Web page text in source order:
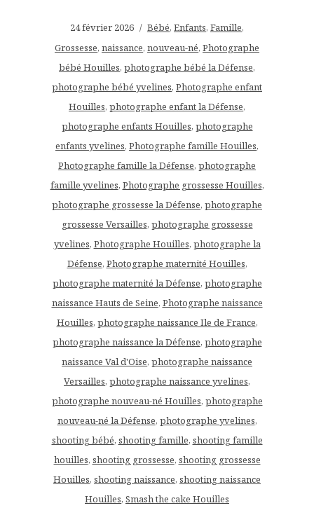
24 février 2026 Bébé, Enfants, Famille,
Grossesse, naissance, nouveau-né, Photographe
bébé Houilles, photographe bébé la Défense,
photographe bébé yvelines, Photographe enfant
Houilles, photographe enfant la Défense,
photographe enfants Houilles, photographe
enfants yvelines, Photographe famille Houilles,
Photographe famille la Défense, photographe
famille yvelines, Photographe grossesse Houilles,
photographe grossesse la Défense, photographe
grossesse Versailles, photographe grossesse
yvelines, Photographe Houilles, photographe la
Défense, Photographe maternité Houilles,
photographe maternité la Défense, photographe
naissance Hauts de Seine, Photographe naissance
Houilles, photographe naissance Ile de France,
photographe naissance la Défense, photographe
naissance Val d'Oise, photographe naissance
Versailles, photographe naissance yvelines,
photographe nouveau-né Houilles, photographe
nouveau-né la Défense, photographe yvelines,
shooting bébé, shooting famille, shooting famille
houilles, shooting grossesse, shooting grossesse
Houilles, shooting naissance, shooting naissance
Houilles, Smash the cake Houilles